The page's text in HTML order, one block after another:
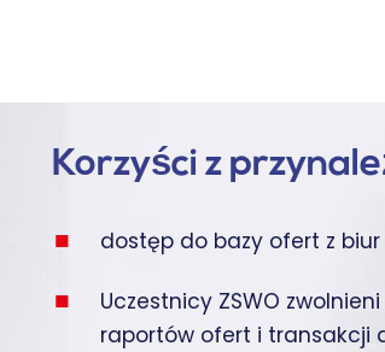
Korzyści z
dostęp do bazy ofert z biur
Uczestnicy ZSWO
raportów ofert i transakcji